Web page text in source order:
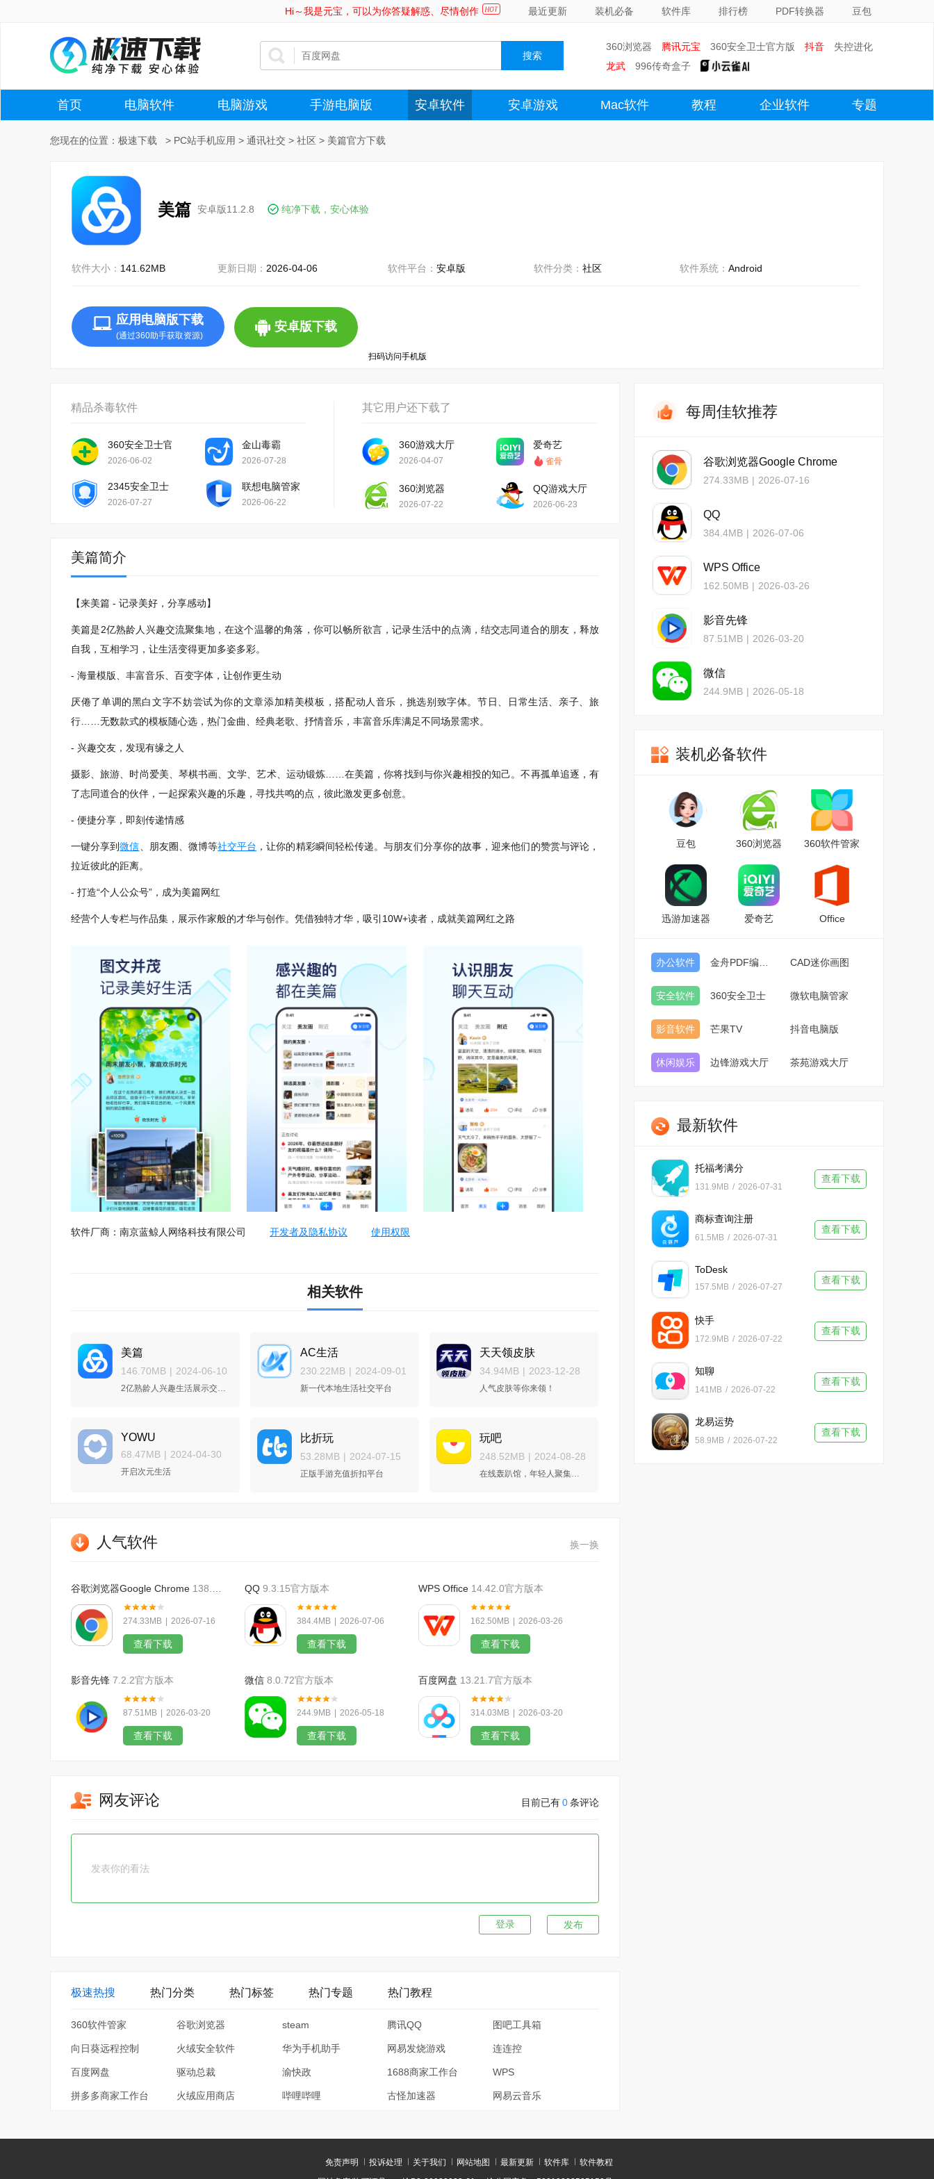
Hi～我是元宝，可以为你答疑解惑、尽情创作 最近更新 装机必备 软件库 排行榜 PDF转换器 豆包
360浏览器 腾讯元宝 360安全卫士官方版 抖音
失控进化
龙武
996传奇盒子
首页 电脑软件 电脑游戏 手游电脑版 安卓软件 安卓游戏 Mac软件 教程 企业软件 专题
您现在的位置： 极速下载 > PC站手机应用 > 通讯社交 > 社区 > 美篇官方下载
美篇 安卓版11.2.8 纯净下载，安心体验
软件大小： 141.62MB 更新日期： 2026-04-06 软件平台： 安卓版 软件分类： 社区 软件系统： Android
应用电脑版下载
(通过360助手获取资源)
安卓版下载
扫码访问手机版
精品杀毒软件
360安全卫士官方版
2026-06-02
金山毒霸
2026-07-28
2345安全卫士
2026-07-27
联想电脑管家
2026-06-22
其它用户还下载了
360游戏大厅
2026-04-07
爱奇艺
雀骨
360浏览器
2026-07-22
QQ游戏大厅
2026-06-23
美篇简介
【来美篇 - 记录美好，分享感动】
美篇是2亿熟龄人兴趣交流聚集地，在这个温馨的角落，你可以畅所欲言，记录生活中的点滴，结交志同道合的朋友，释放
自我，互相学习，让生活变得更加多姿多彩。
- 海量模版、丰富音乐、百变字体，让创作更生动
厌倦了单调的黑白文字不妨尝试为你的文章添加精美模板，搭配动人音乐，挑选别致字体。节日、日常生活、亲子、旅
行……无数款式的模板随心选，热门金曲、经典老歌、抒情音乐，丰富音乐库满足不同场景需求。
- 兴趣交友，发现有缘之人
摄影、旅游、时尚爱美、琴棋书画、文学、艺术、运动锻炼……在美篇，你将找到与你兴趣相投的知己。不再孤单追逐，有
了志同道合的伙伴，一起探索兴趣的乐趣，寻找共鸣的点，彼此激发更多创意。
- 便捷分享，即刻传递情感
一键分享到微信 、朋友圈、微博等社交平台 ，让你的精彩瞬间轻松传递。与朋友们分享你的故事，迎来他们的赞赏与评论，
拉近彼此的距离。
- 打造“个人公众号”，成为美篇网红
经营个人专栏与作品集，展示作家般的才华与创作。凭借独特才华，吸引10W+读者，成就美篇网红之路
软件厂商：南京蓝鲸人网络科技有限公司 开发者及隐私协议 使用权限
相关软件
美篇
146.70MB | 2024-06-10
2亿熟龄人兴趣生活展示交流聚集
AC生活
230.22MB | 2024-09-01
新一代本地生活社交平台
天天领皮肤
34.94MB | 2023-12-28
人气皮肤等你来领！
YOWU
68.47MB | 2024-04-30
开启次元生活
比折玩
53.28MB | 2024-07-15
正版手游充值折扣平台
玩吧
248.52MB | 2024-08-28
在线轰趴馆，年轻人聚集地！
人气软件 换一换
谷歌浏览器Google Chrome 138.0.7204.45官方版本
274.33MB 2026-07-16
查看下载
QQ 9.3.15官方版本
384.4MB 2026-07-06
查看下载
WPS Office 14.42.0官方版本
162.50MB 2026-03-26
查看下载
影音先锋 7.2.2官方版本
87.51MB 2026-03-20
查看下载
微信 8.0.72官方版本
244.9MB 2026-05-18
查看下载
百度网盘 13.21.7官方版本
314.03MB 2026-03-20
查看下载
网友评论 目前已有0条评论
发布
极速热搜 热门分类 热门标签 热门专题 热门教程
360软件管家 谷歌浏览器 steam 腾讯QQ 图吧工具箱
向日葵远程控制 火绒安全软件 华为手机助手 网易发烧游戏 连连控
百度网盘 驱动总裁 渝快政 1688商家工作台 WPS
拼多多商家工作台 火绒应用商店 哔哩哔哩 古怪加速器 网易云音乐
每周佳软推荐
谷歌浏览器Google Chrome
274.33MB | 2026-07-16
QQ
384.4MB | 2026-07-06
WPS Office
162.50MB | 2026-03-26
影音先锋
87.51MB | 2026-03-20
微信
244.9MB | 2026-05-18
装机必备软件
豆包 360浏览器 360软件管家
迅游加速器 爱奇艺 Office
办公软件 CAD迷你画图
安全软件 360安全卫士 微软电脑管家
影音软件 芒果TV 抖音电脑版
休闲娱乐 边锋游戏大厅 茶苑游戏大厅
最新软件
托福考满分
131.9MB / 2026-07-31
查看下载
商标查询注册
61.5MB / 2026-07-31
查看下载
ToDesk
157.5MB / 2026-07-27
查看下载
快手
172.9MB / 2026-07-22
查看下载
知聊
141MB / 2026-07-22
查看下载
龙易运势
58.9MB / 2026-07-22
查看下载
免责声明 投诉处理 关于我们 网站地图 最新更新 软件库
软件教程